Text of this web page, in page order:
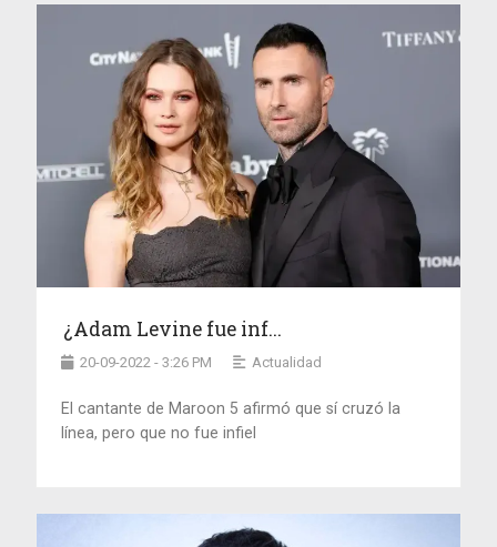
¿Adam Levine fue inf...
20-09-2022 - 3:26 PM Actualidad
El cantante de Maroon 5 afirmó que sí cruzó la
línea, pero que no fue infiel